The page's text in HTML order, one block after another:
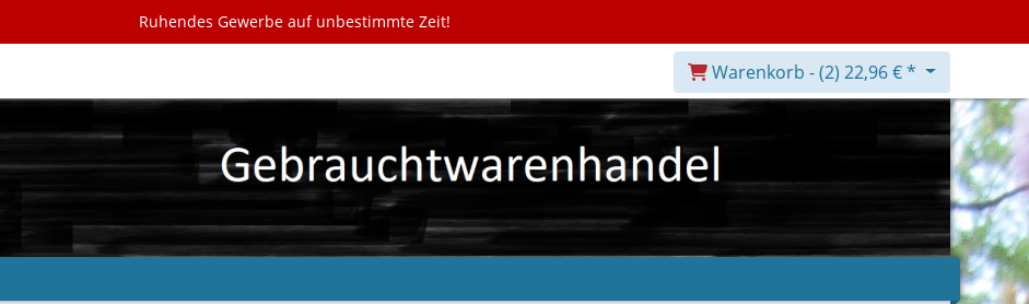
Ruhendes Gewerbe auf unbestimmte Zeit!
Warenkorb -(2) 22,96 € *